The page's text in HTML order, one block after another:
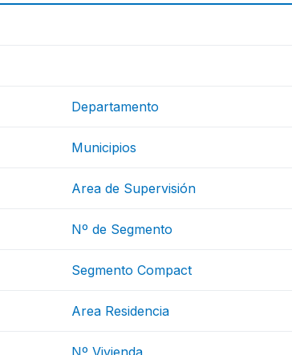
Departamento
Municipios
Area de Supervisión
Nº de Segmento
Segmento Compact
Area Residencia
Nº Vivienda